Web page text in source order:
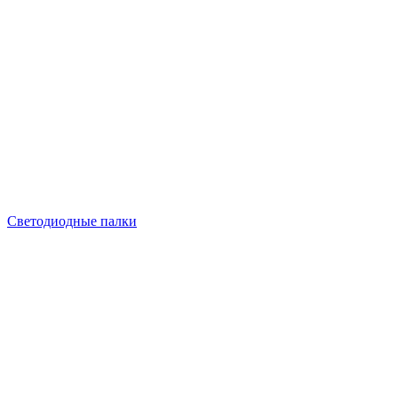
Светодиодные палки